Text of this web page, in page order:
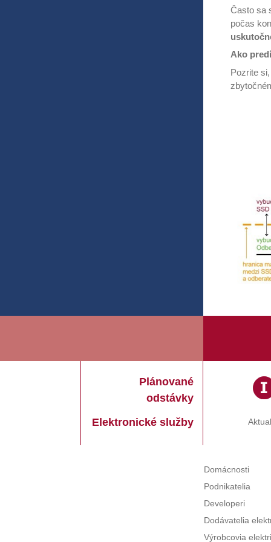
Často sa
počas
Ako
Pozrite
Plánované
odstávky
Elektronické služby
Domácnosti
Podnikatelia
Developeri
Dodávatelia
Výrobcovia